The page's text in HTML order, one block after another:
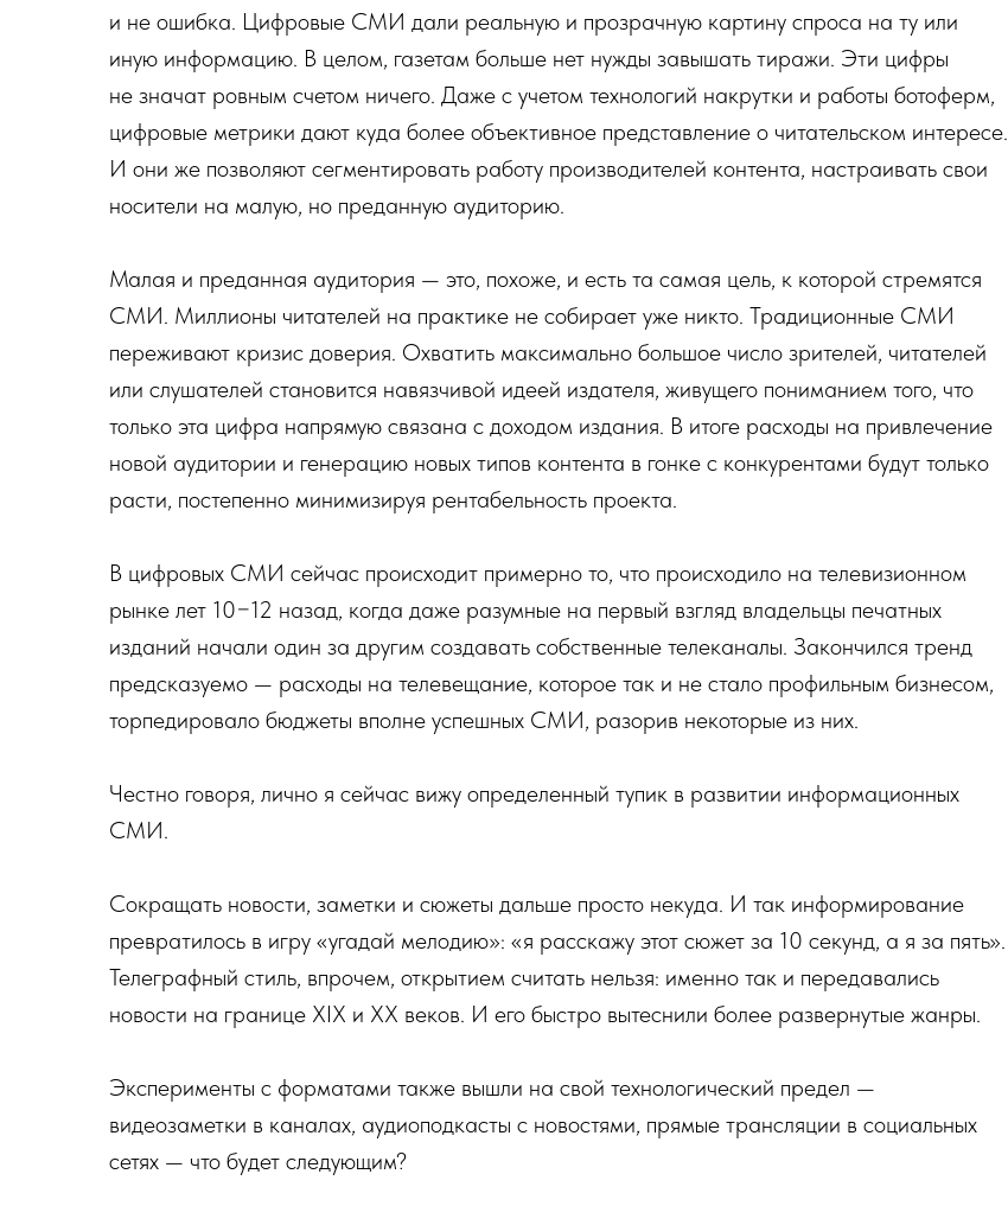
и не ошибка. Цифровые СМИ дали реальную и прозрачную картину спроса на ту или
иную информацию. В целом, газетам больше нет нужды завышать тиражи. Эти цифры
не значат ровным счетом ничего. Даже с учетом технологий накрутки и работы ботоферм,
цифровые метрики дают куда более объективное представление о читательском интересе.
И они же позволяют сегментировать работу производителей контента, настраивать свои
носители на малую, но преданную аудиторию.
Малая и преданная аудитория — это, похоже, и есть та самая цель, к которой стремятся
СМИ. Миллионы читателей на практике не собирает уже никто. Традиционные СМИ
переживают кризис доверия. Охватить максимально большое число зрителей, читателей
или слушателей становится навязчивой идеей издателя, живущего пониманием того, что
только эта цифра напрямую связана с доходом издания. В итоге расходы на привлечение
новой аудитории и генерацию новых типов контента в гонке с конкурентами будут только
расти, постепенно минимизируя рентабельность проекта.
В цифровых СМИ сейчас происходит примерно то, что происходило на телевизионном
рынке лет 10−12 назад, когда даже разумные на первый взгляд владельцы печатных
изданий начали один за другим создавать собственные телеканалы. Закончился тренд
предсказуемо — расходы на телевещание, которое так и не стало профильным бизнесом,
торпедировало бюджеты вполне успешных СМИ, разорив некоторые из них.
Честно говоря, лично я сейчас вижу определенный тупик в развитии информационных
СМИ.
Сокращать новости, заметки и сюжеты дальше просто некуда. И так информирование
превратилось в игру «угадай мелодию»: «я расскажу этот сюжет за 10 секунд, а я за пять».
Телеграфный стиль, впрочем, открытием считать нельзя: именно так и передавались
новости на границе XIX и XX веков. И его быстро вытеснили более развернутые жанры.
Эксперименты с форматами также вышли на свой технологический предел —
видеозаметки в каналах, аудиоподкасты с новостями, прямые трансляции в социальных
сетях — что будет следующим?